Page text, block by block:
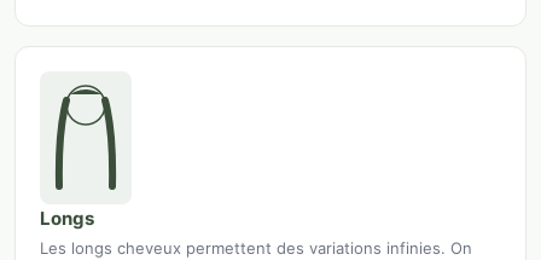
Longs
Les longs cheveux permettent des variations infinies. On